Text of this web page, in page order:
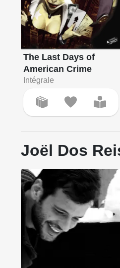
The Last Days of
American Crime
Intégrale
Joël Dos